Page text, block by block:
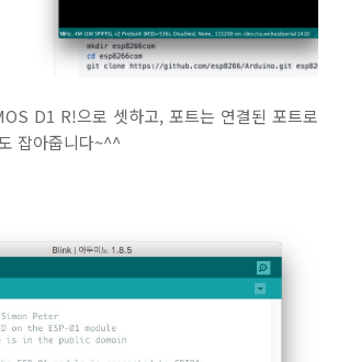
D1 R!으로 셋하고, 포트는 연결된 포트로
잡아줍니다~^^